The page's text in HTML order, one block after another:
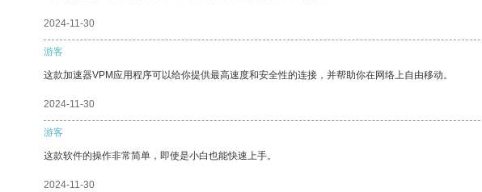
2024-11-30
游客
这款加速器VPM应用程序可以给你提供最高速度和安全性的连接，并帮助你在网络上自由移动。
2024-11-30
游客
这款软件的操作非常简单，即使是小白也能快速上手。
2024-11-30